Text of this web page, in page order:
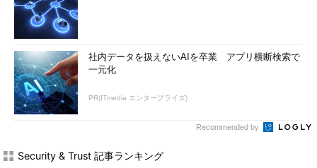
社内データを扱えないAIを卒業 アプリ横断検索で
一元化
PR(ITmedia エンタープライズ)
Recommended by
Security & Trust 記事ランキング